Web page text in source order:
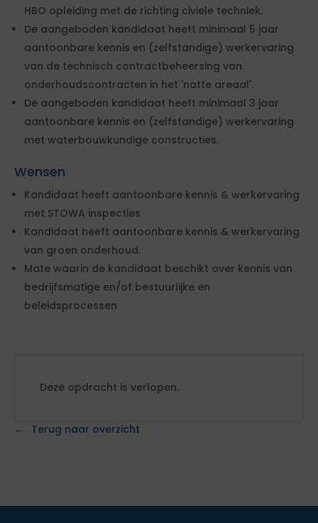
HBO opleiding met de richting civiele techniek.
De aangeboden kandidaat heeft minimaal 5 jaar
aantoonbare kennis en (zelfstandige) werkervaring
van de technisch contractbeheersing van
onderhoudscontracten in het 'natte areaal'.
De aangeboden kandidaat heeft minimaal 3 jaar
aantoonbare kennis en (zelfstandige) werkervaring
met waterbouwkundige constructies.
Wensen
Kandidaat heeft aantoonbare kennis & werkervaring
met STOWA inspecties
Kandidaat heeft aantoonbare kennis & werkervaring
van groen onderhoud.
Mate waarin de kandidaat beschikt over kennis van
bedrijfsmatige en/of bestuurlijke en
beleidsprocessen
Deze opdracht is verlopen.
Terug naar overzicht